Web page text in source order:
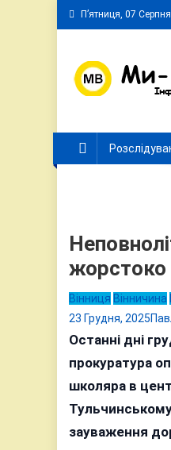
Skip
to
П’ятниця, 07
жорстоко
Вінниця Вінничина
23 Грудня, 2025
Останні дні
прокуратура
школяра в
зауваження